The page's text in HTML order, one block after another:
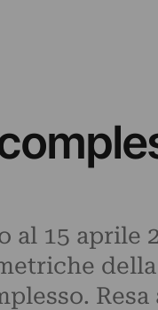
al 15 aprile